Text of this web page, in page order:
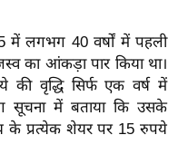
में लगभग 40 वर्षों में पहली
का आंकड़ा पार किया था।
वृद्धि सिर्फ एक वर्ष में
सूचना में बताया कि उसके
प्रत्येक शेयर पर 15 रुपये